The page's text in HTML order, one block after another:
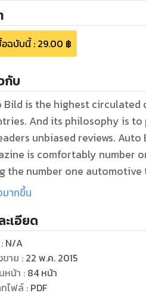
ฉบับนี้: 29.00 ฿
กับ
Bild is the highest circulated
And its philosophy is
unbiased reviews.
is comfortably number
the number one
illustrated magazines of
ากขึ้น
ะเอียด
N/A
ขาย : 22 พ.ค. 2015
หน้า : 84 หน้า
ทไฟล์: PDF